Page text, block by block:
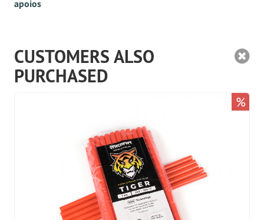
apoios
CUSTOMERS ALSO
PURCHASED
%